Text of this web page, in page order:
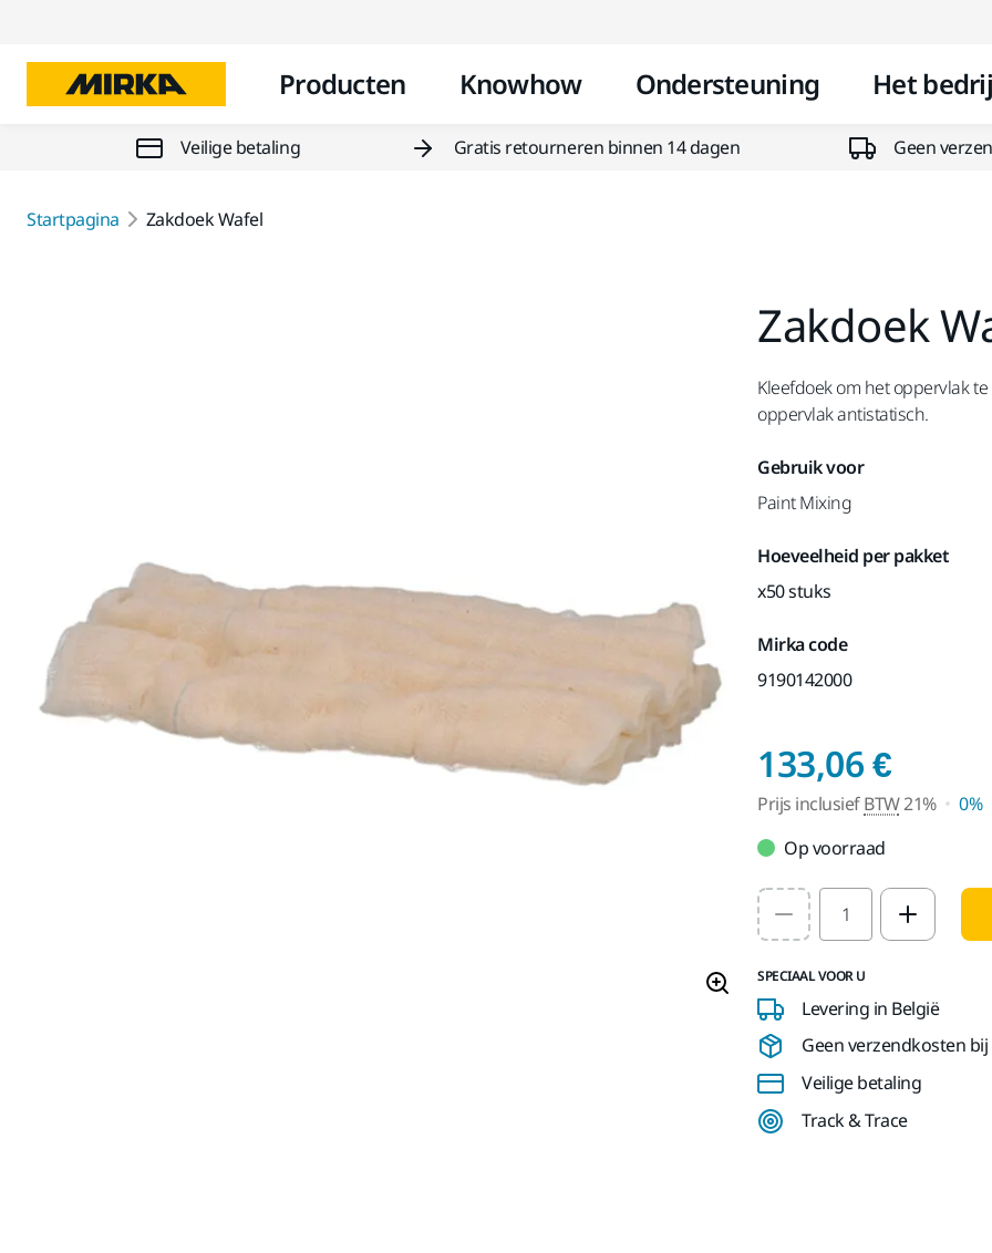
Producten Knowhow Ondersteuning Het
Veilige betaling Gratis retourneren binnen 14 dagen Geen
Startpagina Zakdoek Wafel
Zakdoek
Kleefdoek om het oppervlak
oppervlak antistatisch.
Gebruik voor
Paint Mixing
Hoeveelheid per pakket
x50 stuks
Mirka code
9190142000
133,06 €Prijs
Prijs inclusiefBTW21%
0%
Op voorraad
Select quantity value
SPECIAAL VOOR U
Levering in België
Geen verzendkosten
Veilige betaling
Track & Trace